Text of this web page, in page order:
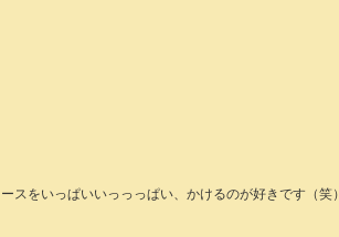
をいっぱいいっっっぱい、かけるのが好きです（笑）